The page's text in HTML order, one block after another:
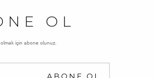
OL
için abone olunuz.